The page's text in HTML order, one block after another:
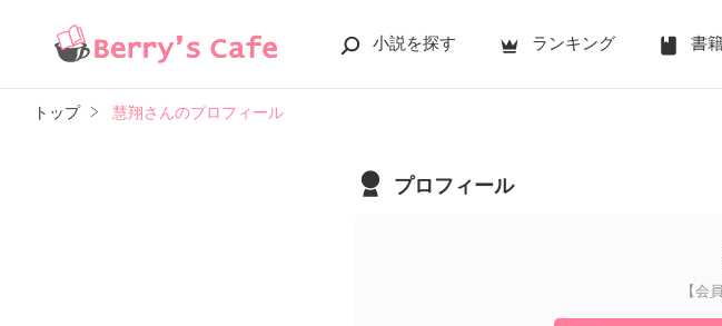
小説を探す ランキング 書
トップ 慧翔さんのプロフィール
プロフィール
【会